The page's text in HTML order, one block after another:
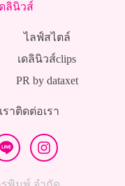
ลินิวส์
ไลฟ์สไตล์
เดลินิวส์clips
PR by dataxet
ราติดต่อเรา